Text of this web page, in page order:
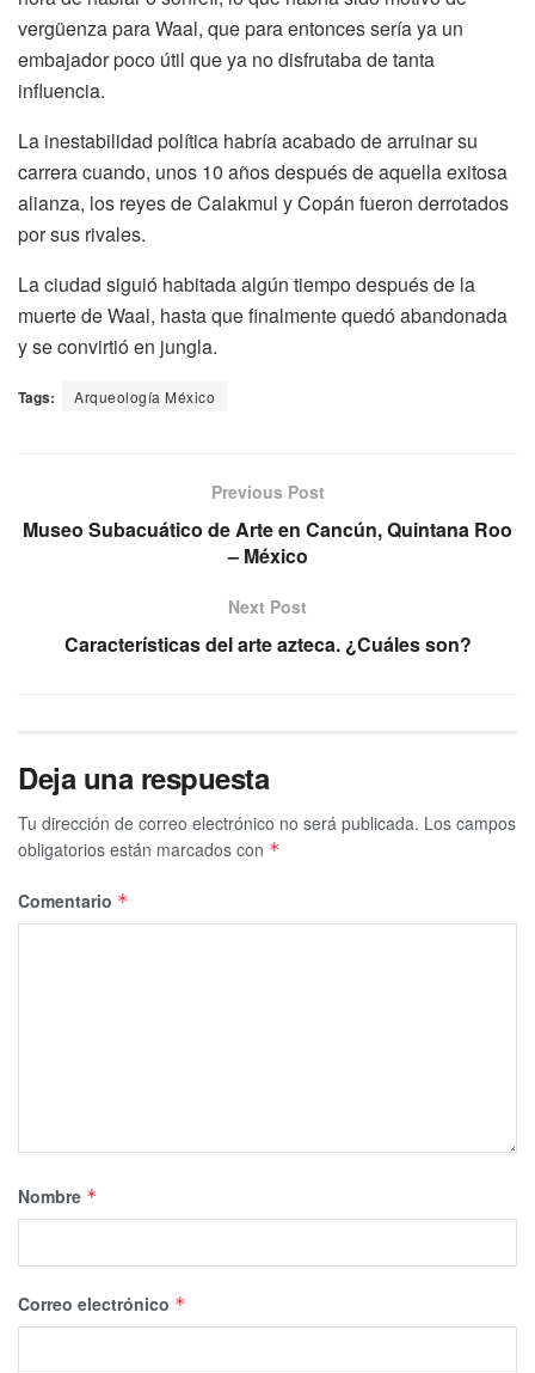
vergüenza para Waal, que para entonces sería ya un
embajador poco útil que ya no disfrutaba de tanta
influencia.
La inestabilidad política habría acabado de arruinar su
carrera cuando, unos 10 años después de aquella exitosa
alianza, los reyes de Calakmul y Copán fueron derrotados
por sus rivales.
La ciudad siguió habitada algún tiempo después de la
muerte de Waal, hasta que finalmente quedó abandonada
y se convirtió en jungla.
Tags: Arqueología México
Previous Post
Museo Subacuático de Arte en Cancún, Quintana Roo
– México
Next Post
Características del arte azteca. ¿Cuáles son?
Deja una respuesta
Tu dirección de correo electrónico no será publicada. Los campos
obligatorios están marcados con *
Comentario *
Nombre *
Correo electrónico *